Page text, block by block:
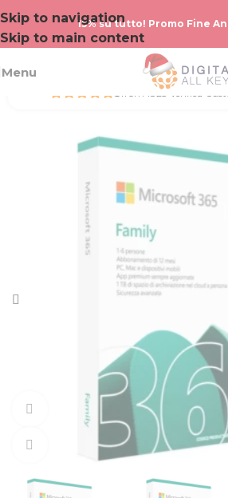
Skip to navigation
Skip to main content
15% su tutto! Promo Fine
Menu
5 from 1823 Verified
360 vista del prodotto
Clicca per ingrandire